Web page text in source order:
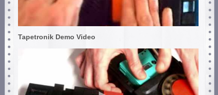
Tapetronik Demo Video